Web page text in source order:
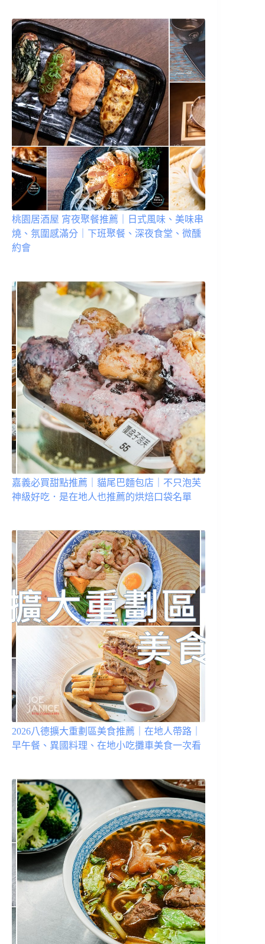
桃園居酒屋 宵夜聚餐推薦｜日式風味、美味串
燒、氛圍感滿分｜下班聚餐、深夜食堂、微醺
約會
嘉義必買甜點推薦｜貓尾巴麵包店｜不只泡芙
神級好吃．是在地人也推薦的烘焙口袋名單
2026八德擴大重劃區美食推薦｜在地人帶路｜
早午餐、異國料理、在地小吃攤車美食一次看